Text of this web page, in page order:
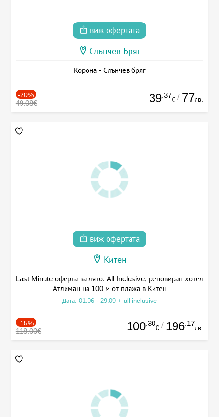
виж офертата
Слънчев Бряг
Корона - Слънчев бряг
-20%
49.08€ 39.37
€ / 77лв.
виж офертата
Китен
Last Minute оферта за лято: All Inclusive, реновиран хотел
Атлиман на 100 м от плажа в Китен
Дата: 01.06 - 29.09 + all inclusive
-15%
118.00€ 100.30
€ / 196.17
лв.